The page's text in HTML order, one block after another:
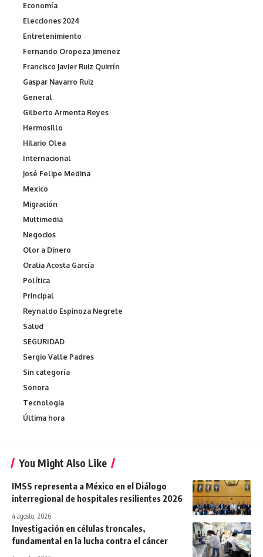
Economía
Elecciones 2024
Entretenimiento
Fernando Oropeza Jimenez
Francisco Javier Ruiz Quirrín
Gaspar Navarro Ruiz
General
Gilberto Armenta Reyes
Hermosillo
Hilario Olea
Internacional
José Felipe Medina
Mexico
Migración
Multimedia
Negocios
Olor a Dinero
Oralia Acosta García
Política
Principal
Reynaldo Espinoza Negrete
Salud
SEGURIDAD
Sergio Valle Padres
Sin categoría
Sonora
Tecnologia
Última hora
You Might Also Like
IMSS representa a México en el Diálogo
interregional de hospitales resilientes 2026
4 agosto, 2026
Investigación en células troncales,
fundamental en la lucha contra el cáncer